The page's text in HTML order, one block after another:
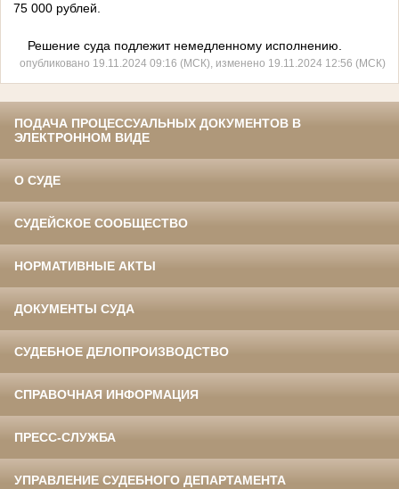
75 000 рублей.
Решение суда подлежит немедленному исполнению.
опубликовано 19.11.2024 09:16 (МСК), изменено 19.11.2024 12:56 (МСК)
ПОДАЧА ПРОЦЕССУАЛЬНЫХ ДОКУМЕНТОВ В
ЭЛЕКТРОННОМ ВИДЕ
О СУДЕ
СУДЕЙСКОЕ СООБЩЕСТВО
НОРМАТИВНЫЕ АКТЫ
ДОКУМЕНТЫ СУДА
СУДЕБНОЕ ДЕЛОПРОИЗВОДСТВО
СПРАВОЧНАЯ ИНФОРМАЦИЯ
ПРЕСС-СЛУЖБА
УПРАВЛЕНИЕ СУДЕБНОГО ДЕПАРТАМЕНТА